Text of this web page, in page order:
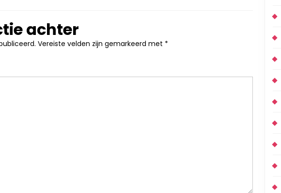
achter
Vereiste velden zijn gemarkeerd met *